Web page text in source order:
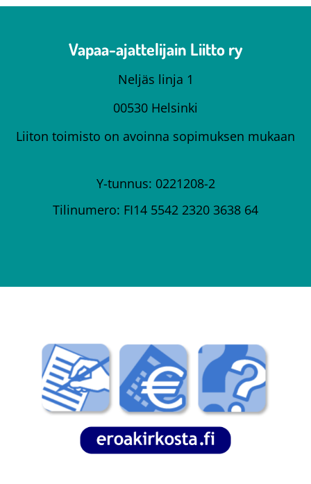
Vapaa-ajattelijain Liitto ry
Neljäs linja 1
00530 Helsinki
Liiton toimisto on avoinna sopimuksen mukaan
Y-tunnus: 0221208-2
Tilinumero: FI14 5542 2320 3638 64